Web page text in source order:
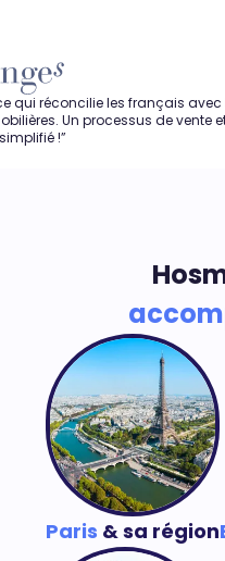
les français avec les
de vente et
Paris & sa région